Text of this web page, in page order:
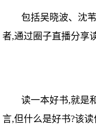
包括吴晓波、沈
者,通过圈子直播分享
读一本好书,就是
言,但什么是好书?该